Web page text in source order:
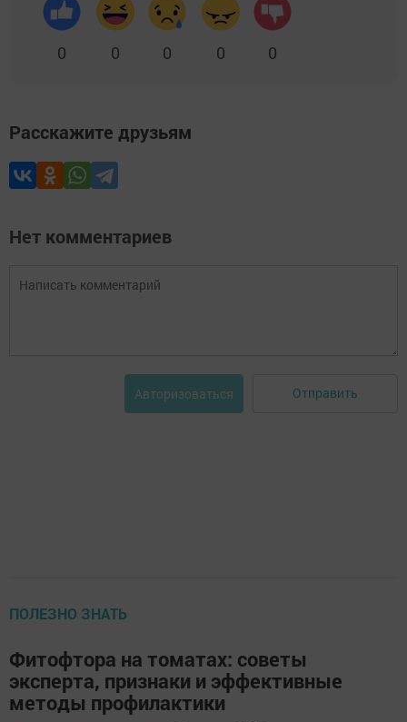
0 0 0 0 0
Расскажите друзьям
Нет комментариев
Авторизоваться Отправить
ПОЛЕЗНО ЗНАТЬ
Фитофтора на томатах: советы
эксперта, признаки и эффективные
методы профилактики